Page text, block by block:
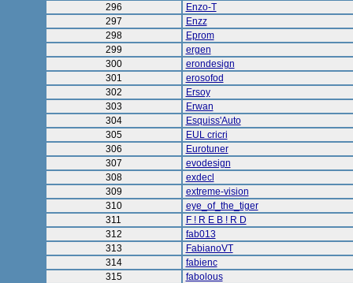
296
Enzo-T
297
Enzz
298
Eprom
299
ergen
300
erondesign
301
erosofod
302
Ersoy
303
Erwan
304
Esquiss'Auto
305
EUL cricri
306
Eurotuner
307
evodesign
308
exdecl
309
extreme-vision
310
eye_of_the_tiger
311
F ! R E B ! R D
312
fab013
313
FabianoVT
314
fabienc
315
fabolous